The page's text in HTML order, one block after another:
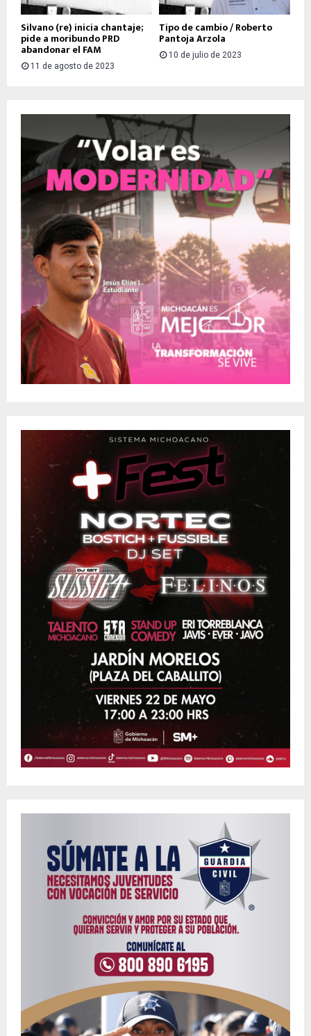
Silvano (re) inicia chantaje;
pide a moribundo PRD
abandonar el FAM
11 de agosto de 2023
Tipo de cambio / Roberto
Pantoja Arzola
10 de julio de 2023